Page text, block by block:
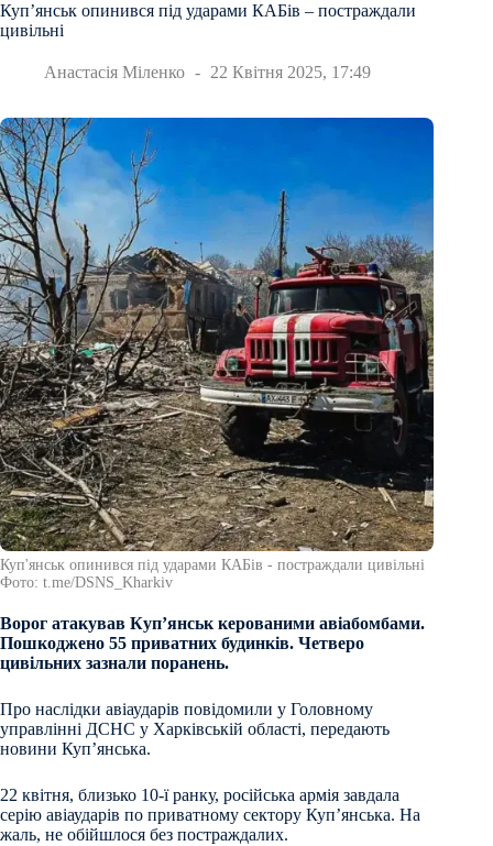
Куп’янськ опинився під ударами КАБів – постраждали
цивільні
Анастасія Міленко 22 Квітня 2025, 17:49
Куп'янськ опинився під ударами КАБів - постраждали цивільні
Фото: t.me/DSNS_Kharkiv
Ворог атакував Куп’янськ керованими авіабомбами.
Пошкоджено 55 приватних будинків. Четверо
цивільних зазнали поранень.
Про наслідки авіаударів повідомили у Головному
управлінні ДСНС у Харківській області, передають
новини Купʼянська.
22 квітня, близько 10-ї ранку, російська армія завдала
серію авіаударів по приватному сектору Куп’янська. На
жаль, не обійшлося без постраждалих.